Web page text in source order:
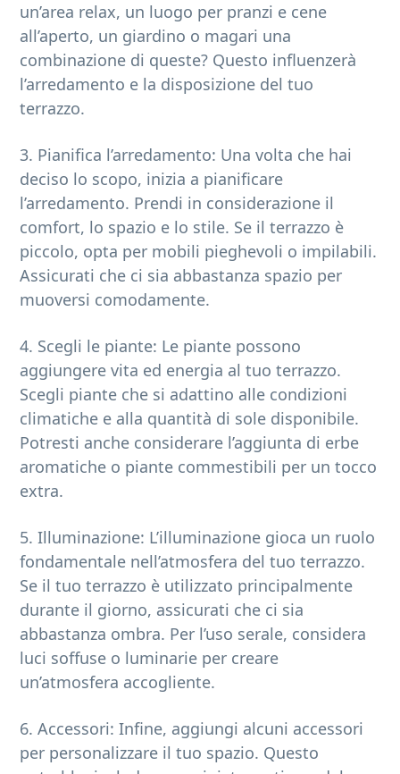
un’area relax, un luogo per pranzi e cene
all’aperto, un giardino o magari una
combinazione di queste? Questo influenzerà
l’arredamento e la disposizione del tuo
terrazzo.
3. Pianifica l’arredamento: Una volta che hai
deciso lo scopo, inizia a pianificare
l’arredamento. Prendi in considerazione il
comfort, lo spazio e lo stile. Se il terrazzo è
piccolo, opta per mobili pieghevoli o impilabili.
Assicurati che ci sia abbastanza spazio per
muoversi comodamente.
4. Scegli le piante: Le piante possono
aggiungere vita ed energia al tuo terrazzo.
Scegli piante che si adattino alle condizioni
climatiche e alla quantità di sole disponibile.
Potresti anche considerare l’aggiunta di erbe
aromatiche o piante commestibili per un tocco
extra.
5. Illuminazione: L’illuminazione gioca un ruolo
fondamentale nell’atmosfera del tuo terrazzo.
Se il tuo terrazzo è utilizzato principalmente
durante il giorno, assicurati che ci sia
abbastanza ombra. Per l’uso serale, considera
luci soffuse o luminarie per creare
un’atmosfera accogliente.
6. Accessori: Infine, aggiungi alcuni accessori
per personalizzare il tuo spazio. Questo